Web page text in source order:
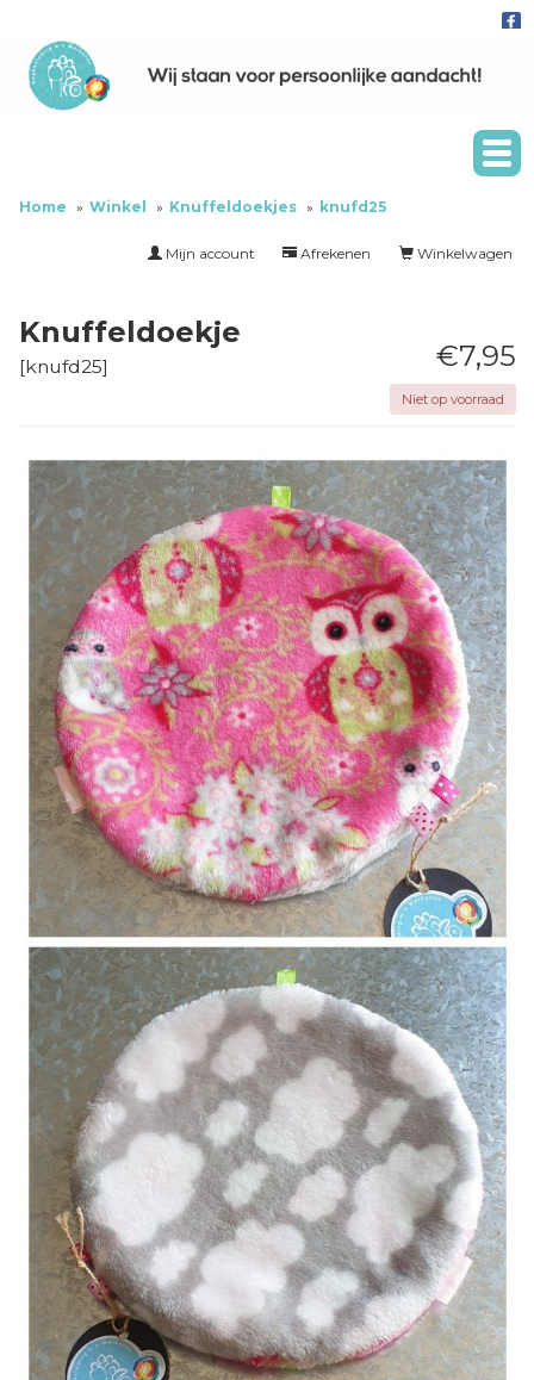
Home Winkel Knuffeldoekjes knufd25
Winkelwagen
Afrekenen
Mijn account
€7,95
Niet op voorraad
Knuffeldoekje
[knufd25]